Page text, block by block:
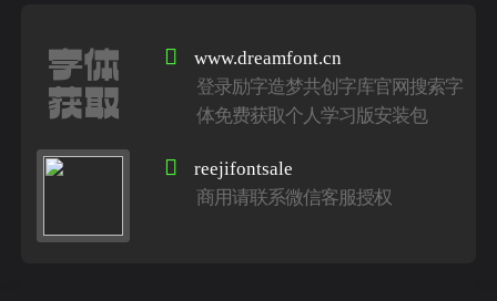
字体
获取
www.dreamfont.cn
登录励字造梦共创字库官网搜索字
体免费获取个人学习版安装包
reejifontsale
商用请联系微信客服授权